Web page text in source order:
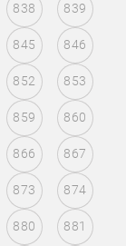
838 839
845 846
852 853
859 860
866 867
873 874
880 881